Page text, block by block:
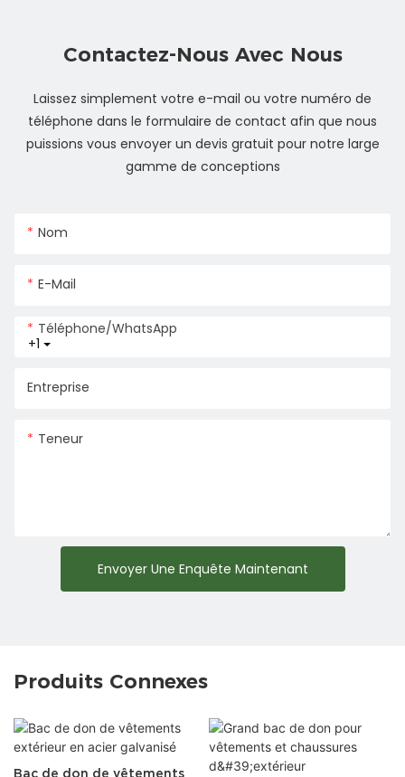
Contactez-Nous Avec Nous
Laissez simplement votre e-mail ou votre numéro de
téléphone dans le formulaire de contact afin que nous
puissions vous envoyer un devis gratuit pour notre large
gamme de conceptions
Nom
E-Mail
+1
Téléphone/WhatsApp
Entreprise
Teneur
Envoyer Une Enquête Maintenant
Produits Connexes
Bac de don de vêtements